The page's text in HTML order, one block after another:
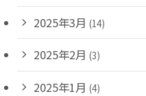
2025年3月 (14)
2025年2月 (3)
2025年1月 (4)